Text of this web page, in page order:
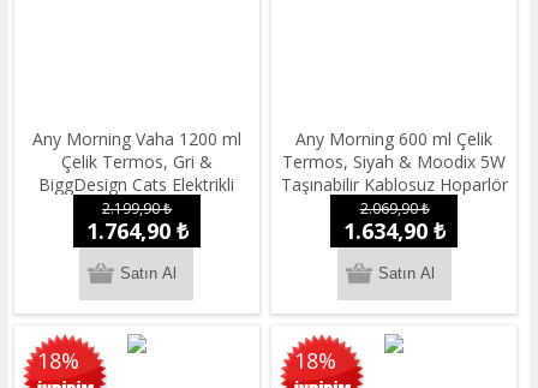
Any Morning Vaha 1200 ml
Çelik Termos, Gri &
BiggDesign Cats Elektrikli
Sıcak Su Torbası Seti
2.199,90 ₺
1.764,90 ₺
Any Morning 600 ml Çelik
Termos, Siyah & Moodix 5W
Taşınabilir Kablosuz Hoparlör
Gri Seti
2.069,90 ₺
1.634,90 ₺
18% 18%